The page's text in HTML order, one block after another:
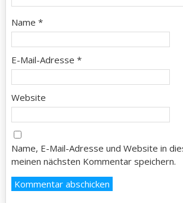
Name *
E-Mail-Adresse *
Website
Name, E-Mail-Adresse und Website in
meinen nächsten Kommentar speichern.